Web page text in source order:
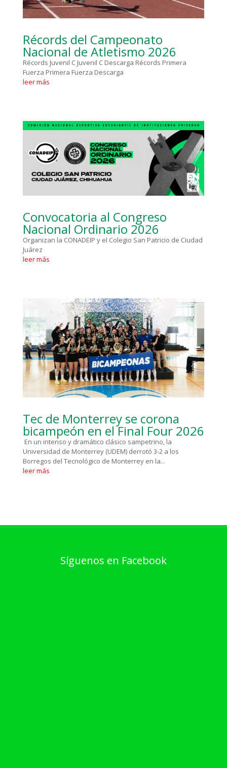
Récords del Campeonato
Nacional de Atletismo 2026
Récords Juvenil C Juvenil C Descarga Récords Primera
Fuerza Primera Fuerza Descarga
leer más
Convocatoria al Congreso
Nacional Ordinario 2026
Organizan la CONADEIP y el Colegio San Patricio de Ciudad
Juárez
leer más
Tec de Monterrey se corona
bicampeón en el Final Four 2026
En un intenso y dramático clásico sampetrino, la
Universidad de Monterrey (UDEM) derrotó 3-2 a los
Borregos del Tecnológico de Monterrey en la...
leer más
Síguenos en Facebook